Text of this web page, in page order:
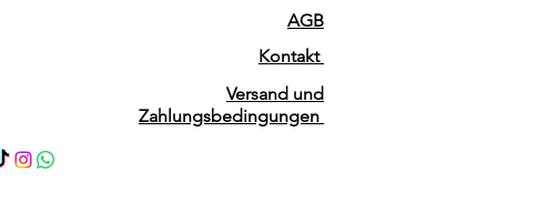
AGB
Kontakt
Versand und
Zahlungsbedingungen